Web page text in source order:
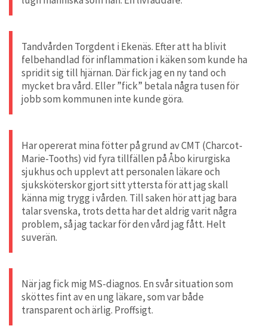
Tandvården Torgdent i Ekenäs. Efter att ha blivit
felbehandlad för inflammation i käken som kunde ha
spridit sig till hjärnan. Där fick jag en ny tand och
mycket bra vård. Eller ”fick” betala några tusen för
jobb som kommunen inte kunde göra.
Har opererat mina fötter på grund av CMT (Charcot-
Marie-Tooths) vid fyra tillfällen på Åbo kirurgiska
sjukhus och upplevt att personalen läkare och
sjuksköterskor gjort sitt yttersta för att jag skall
känna mig trygg i vården. Till saken hör att jag bara
talar svenska, trots detta har det aldrig varit några
problem, så jag tackar för den vård jag fått. Helt
suverän.
När jag fick mig MS-diagnos. En svår situation som
sköttes fint av en ung läkare, som var både
transparent och ärlig. Proffsigt.